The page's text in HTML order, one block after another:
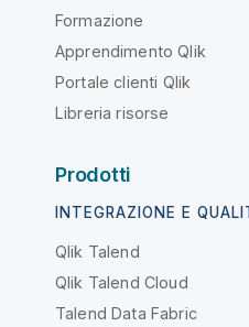
Formazione
Apprendimento Qlik
Portale clienti Qlik
Libreria risorse
Prodotti
INTEGRAZIONE E
Qlik Talend
Qlik Talend Cloud
Talend Data Fabric